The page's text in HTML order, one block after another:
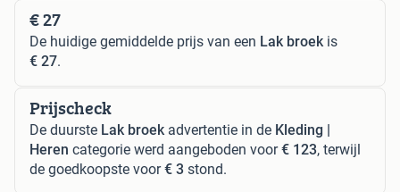
€ 27
De huidige gemiddelde prijs van een Lak broekis
€ 27.
Prijscheck
De duurste Lak broekadvertentie in de Kleding |
Heren categorie werd aangeboden voor€ 123, terwijl
de goedkoopste voor€ 3 stond.